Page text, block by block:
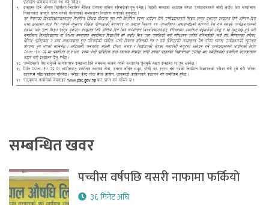
सम्बन्धित खवर
पच्चीस वर्षपछि यसरी नाफामा फर्कियो
३६ मिनेट अघि